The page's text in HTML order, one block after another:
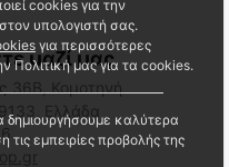
NITECORE NFG65
μαζί μας
36Β, Κομοτηνή
Ελλάδα
cookies για την
υπολογιστή σας.
για περισσότερες
Πολιτική μας για τα cookies.
δημιουργήσουμε καλύτερα
τις εμπειρίες προβολής της